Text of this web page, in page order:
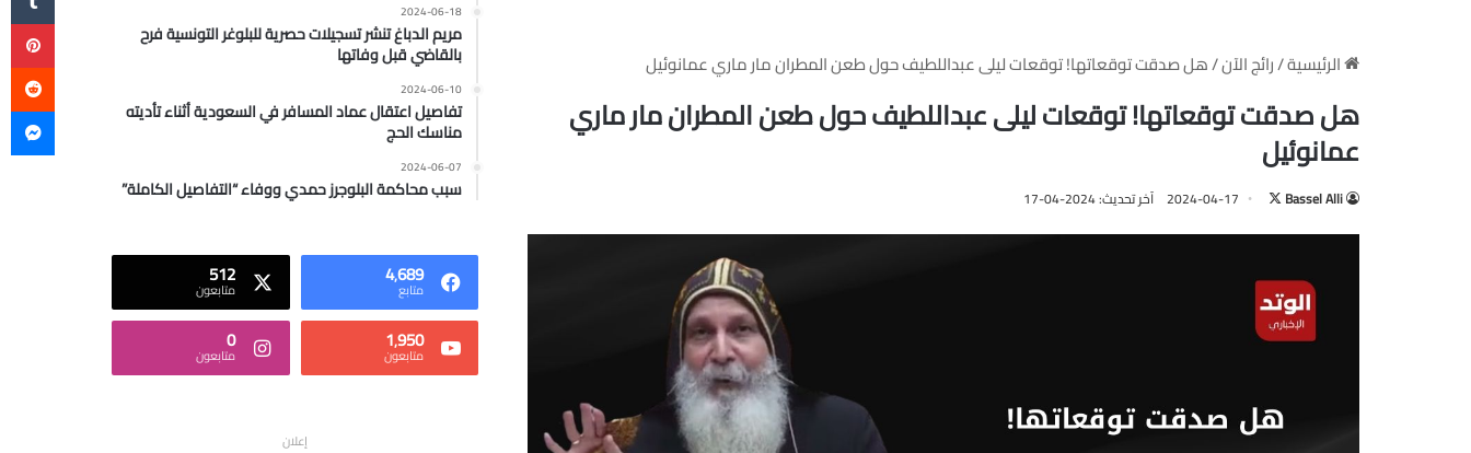
الرئيسية/رائج الآن/هل صدقت توقعاتها! توقعات ليلى عبداللطيف حول طعن المطران مار ماري عمانوئيل
هل صدقت توقعاتها! توقعات ليلى عبداللطيف حول طعن المطران مار ماري
عمانوئيل
Bassel Alli
ع
ع
ل
2024-04-17 آخر تحديث: 2024-04-17
2024-06-18
مريم الدباغ تنشر تسجيلات حصرية للبلوغر التونسية فرح
بالقاضي قبل وفاتها
2024-06-10
تفاصيل اعتقال عماد المسافر في السعودية أثناء تأديته
مناسك الحج
2024-06-07
سبب محاكمة البلوجرز حمدي ووفاء “التفاصيل الكاملة”
4٬689
متابع 512
متابعون
1٬950
متابعون 0
متابعون
إعلان